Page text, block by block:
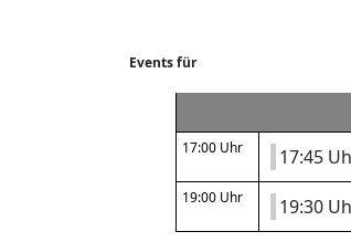
Events für
17:00 Uhr 17:45
19:00 Uhr 19:30